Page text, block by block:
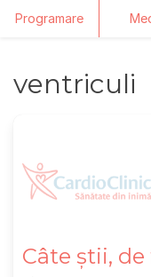
Programare
ventriculi
Câte știi,